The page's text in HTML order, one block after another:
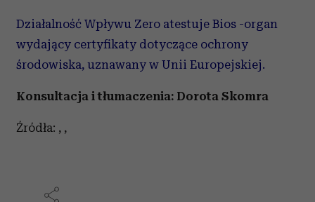
Działalność Wpływu Zero atestuje Bios -organ
wydający certyfikaty dotyczące ochrony
środowiska, uznawany w Unii Europejskiej.
Konsultacja i tłumaczenia: Dorota Skomra
Źródła: , ,